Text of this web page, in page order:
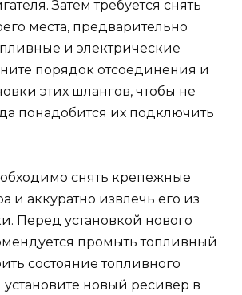
Затем требуется снять
места, предварительно
и электрические
порядок отсоединения и
этих шлангов, чтобы не
понадобится их подключить
снять крепежные
и аккуратно извлечь его из
Перед установкой нового
промыть топливный
состояние топливного
установите новый ресивер в